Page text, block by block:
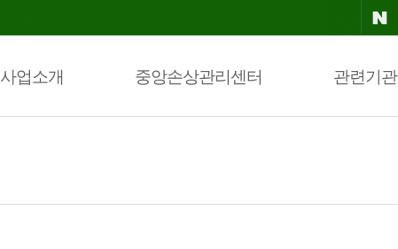
사업소개 중앙손상관리센터 관련기관